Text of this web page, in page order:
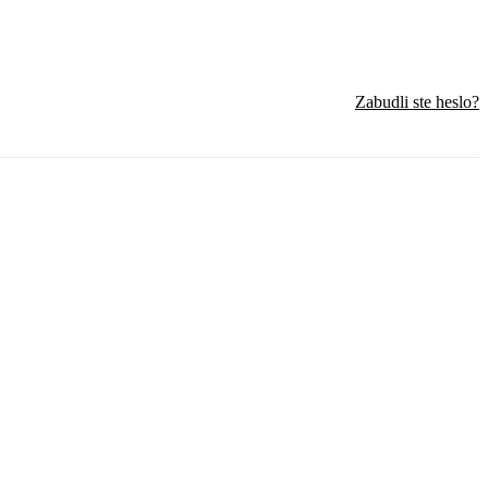
Zabudli ste heslo?